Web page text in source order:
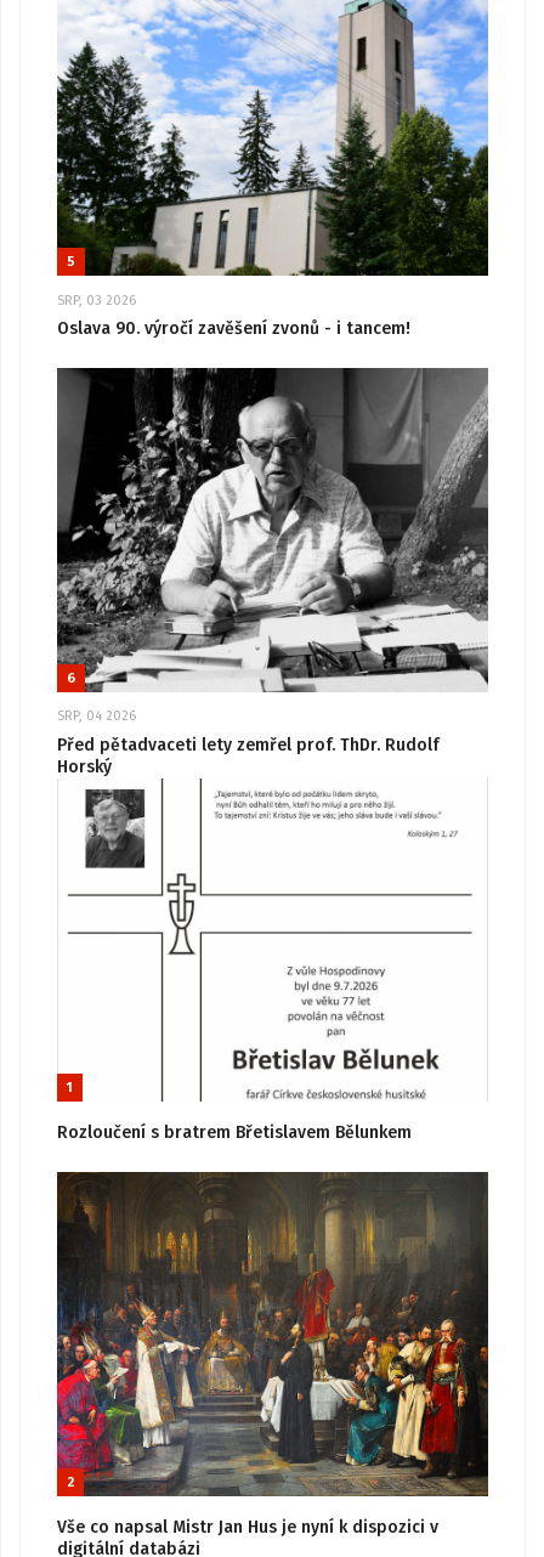
5
SRP, 03 2026
Oslava 90. výročí zavěšení zvonů - i tancem!
6
SRP, 04 2026
Před pětadvaceti lety zemřel prof. ThDr. Rudolf
Horský
1
Rozloučení s bratrem Břetislavem Bělunkem
2
Vše co napsal Mistr Jan Hus je nyní k dispozici v
digitální databázi